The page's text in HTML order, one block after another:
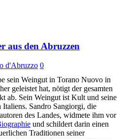
aus den Abruzzen
d'Abruzzo 0
sein Weingut in Torano Nuovo in
geleistet hat, nötigt der gesamten
ab. Sein Weingut ist Kult und seine
Italiens. Sandro Sangiorgi, die
des Landes, widmete ihm vor
und schildert darin einen
Traditionen seiner